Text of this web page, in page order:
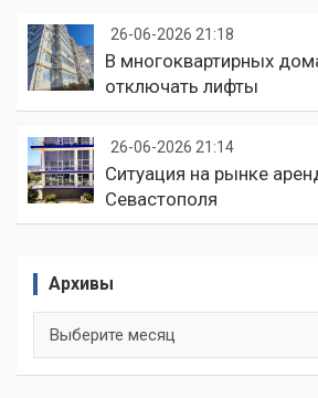
26-06-2026 21:18
В многоквартирных
отключать лифты
26-06-2026 21:14
Ситуация на рынке
Севастополя
Архивы